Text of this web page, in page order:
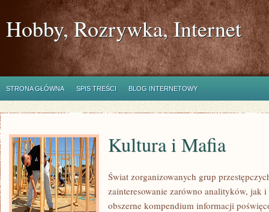
Hobby, Rozrywka, Internet
STRONA GŁÓWNA SPIS TREŚCI BLOG INTERNETOWY
Kultura i Mafia
Świat zorganizowanych grup
zainteresowanie zarówno analityków, jak
obszerne kompendium informacji